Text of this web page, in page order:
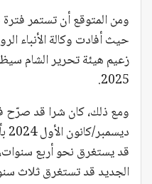
ومن المتوقع أن تستمر
حيث أفادت وكالة الأنباء
2025.
ومع ذلك، كان شرا قد صرّح
قد يستغرق نحو أربع
الجديد قد تستغرق ثلاث